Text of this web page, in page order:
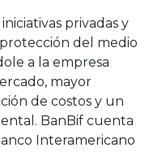
privadas y
del medio
a la empresa
mayor
de costos y un
BanBif cuenta
Interamericano